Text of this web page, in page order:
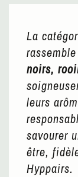
La
noirs,
leurs
savourer
être,
Hyppairs.